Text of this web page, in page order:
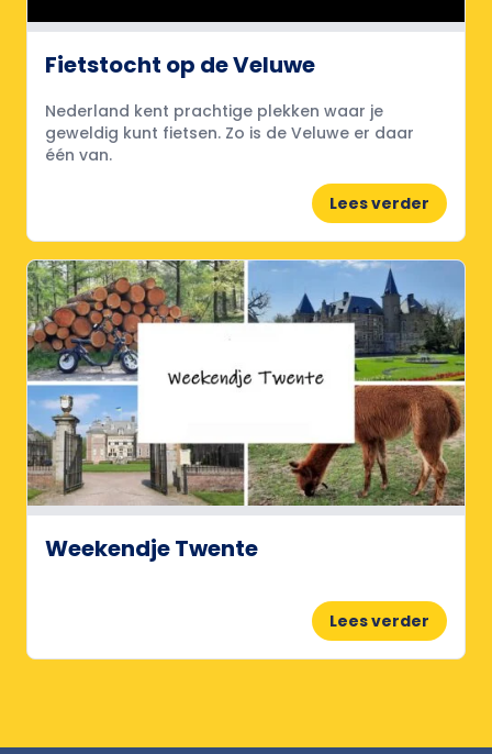
Fietstocht op de Veluwe
Nederland kent prachtige plekken waar je
geweldig kunt fietsen. Zo is de Veluwe er daar
één van.
Lees verder
Weekendje Twente
Lees verder